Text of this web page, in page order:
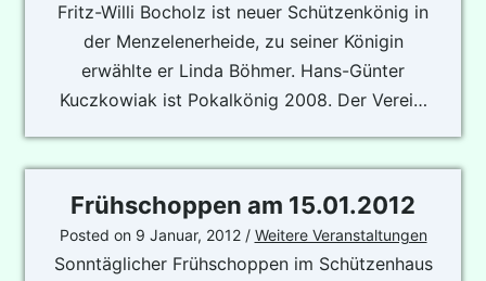
Fritz-Willi Bocholz ist neuer Schützenkönig in
der Menzelenerheide, zu seiner Königin
erwählte er Linda Böhmer. Hans-Günter
Kuczkowiak ist Pokalkönig 2008. Der Verei…
Frühschoppen am 15.01.2012
Posted on 9 Januar, 2012/ Weitere Veranstaltungen
Sonntäglicher Frühschoppen im Schützenhaus